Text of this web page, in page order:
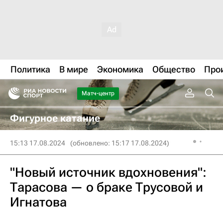
Политика В мире Экономика Общество
Матч-центр
Фигурное катание
15:13 17.08.2024 (обновлено: 15:17 17.08.2024)
"Новый источник вдохновения":
Тарасова — о браке Трусовой и
Игнатова